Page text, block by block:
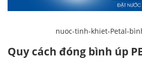
nuoc-tinh-khiet-Petal-
Quy cách đóng bình úp